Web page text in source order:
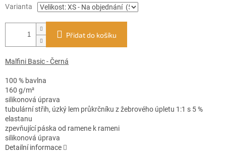
Varianta
Přidat do košíku
Malfini Basic - Černá
100 % bavlna
160 g/m²
silikonová úprava
tubulární střih, úzký lem průkrčníku z žebrového úpletu 1:1 s 5 %
elastanu
zpevňující páska od ramene k rameni
silikonová úprava
Detailní informace